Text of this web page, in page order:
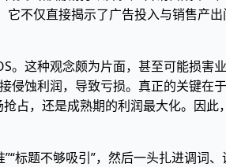
不仅直接揭示了广告投入与销售产
这种观念颇为片面，甚至可能损害
侵蚀利润，导致亏损。真正的关键在
，还是成熟期的利润最大化。因此
标题不够吸引”，然后一头扎进调词